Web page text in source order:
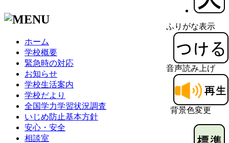
ふりがな表示
音声読み上げ
背景色変更
ホーム
学校概要
緊急時の対応
お知らせ
学校生活案内
学校だより
全国学力学習状況調査
いじめ防止基本方針
安心・安全
相談室